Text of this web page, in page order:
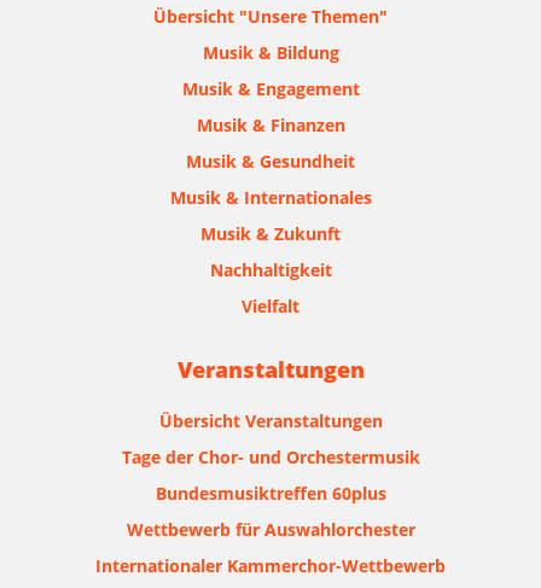
Übersicht "Unsere Themen"
Musik & Bildung
Musik & Engagement
Musik & Finanzen
Musik & Gesundheit
Musik & Internationales
Musik & Zukunft
Nachhaltigkeit
Vielfalt
Veranstaltungen
Übersicht Veranstaltungen
Tage der Chor- und Orchestermusik
Bundesmusiktreffen 60plus
Wettbewerb für Auswahlorchester
Internationaler Kammerchor-Wettbewerb